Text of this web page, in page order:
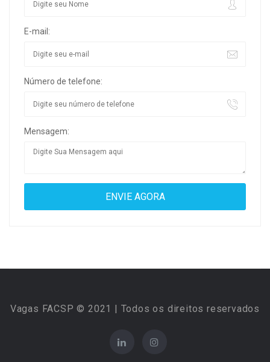
E-mail:
Número de telefone:
Mensagem:
Vagas FACSP © 2021 | Todos os direitos reservados